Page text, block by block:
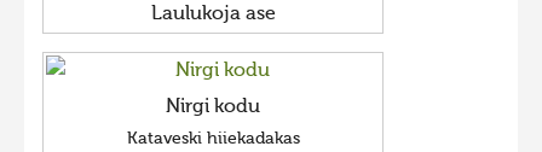
Laulukoja ase
Nirgi kodu
Kataveski hiiekadakas